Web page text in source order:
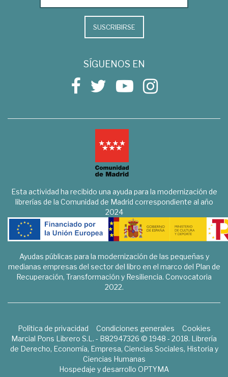
SUSCRIBIRSE
SÍGUENOS EN
Esta actividad ha recibido una ayuda para la modernización de
librerías de la Comunidad de Madrid correspondiente al año
2024
Ayudas públicas para la modernización de las pequeñas y
medianas empresas del sector del libro en el marco del Plan de
Recuperación, Transformación y Resiliencia. Convocatoria
2022.
Política de privacidad Condiciones generales
Cookies
Marcial Pons Librero S.L. - B82947326 © 1948 - 2018. Librería
de Derecho, Economía, Empresa, Ciencias Sociales, Historia y
Ciencias Humanas
Hospedaje y desarrollo OPTYMA